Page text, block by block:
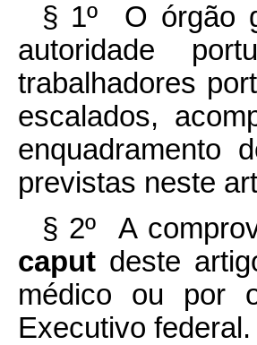
§ 1º O órgão
autoridade
trabalhadores
escalados,
enquadramento
previstas neste
§ 2º A
caput deste
médico ou por
Executivo federal.